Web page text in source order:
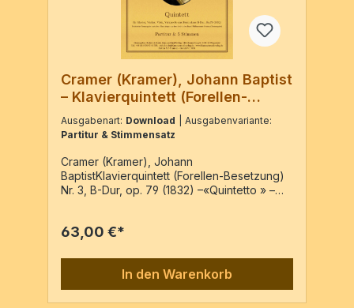
Cramer (Kramer), Johann Baptist
– Klavierquintett (Forellen-
Besetzung) Nr. 3
Ausgabenart: Download
| Ausgabenvariante:
Partitur & Stimmensatz
Cramer (Kramer), Johann
BaptistKlavierquintett (Forellen-Besetzung)
Nr. 3, B-Dur, op. 79 (1832) –«Quintetto » –
Kb, PfPartitur & 5 Stimmen / 128 Seiten
63,00 €*
In den Warenkorb